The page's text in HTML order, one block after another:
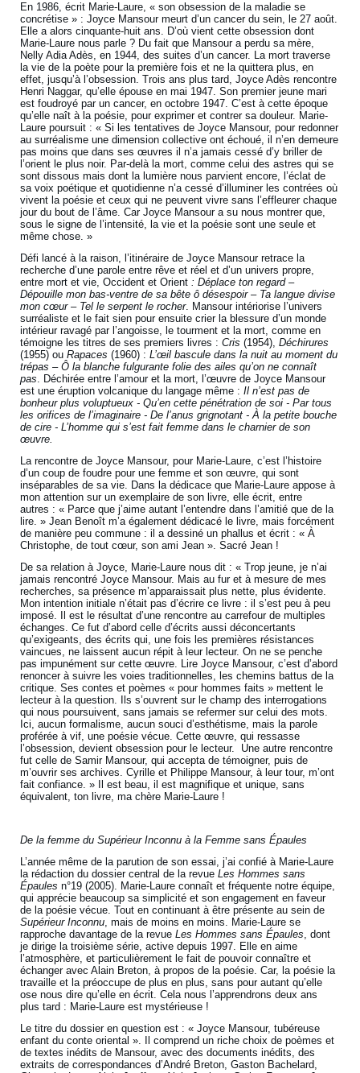
En 1986, écrit Marie-Laure, « son obsession de la maladie se
concrétise » : Joyce Mansour meurt d’un cancer du sein, le 27 août.
Elle a alors cinquante-huit ans. D’où vient cette obsession dont
Marie-Laure nous parle ? Du fait que Mansour a perdu sa mère,
Nelly Adia Adès, en 1944, des suites d’un cancer. La mort traverse
la vie de la poète pour la première fois et ne la quittera plus, en
effet, jusqu’à l’obsession. Trois ans plus tard, Joyce Adès rencontre
Henri Naggar, qu’elle épouse en mai 1947. Son premier jeune mari
est foudroyé par un cancer, en octobre 1947. C’est à cette époque
qu’elle naît à la poésie, pour exprimer et contrer sa douleur. Marie-
Laure poursuit : « Si les tentatives de Joyce Mansour, pour redonner
au surréalisme une dimension collective ont échoué, il n’en demeure
pas moins que dans ses œuvres il n’a jamais cessé d’y briller de
l’orient le plus noir. Par-delà la mort, comme celui des astres qui se
sont dissous mais dont la lumière nous parvient encore, l’éclat de
sa voix poétique et quotidienne n’a cessé d’illuminer les contrées où
vivent la poésie et ceux qui ne peuvent vivre sans l’effleurer chaque
jour du bout de l’âme. Car Joyce Mansour a su nous montrer que,
sous le signe de l’intensité, la vie et la poésie sont une seule et
même chose. »
Défi lancé à la raison, l’itinéraire de Joyce Mansour retrace la
recherche d’une parole entre rêve et réel et d’un univers propre,
entre mort et vie, Occident et Orient: Déplace ton regard –
Dépouille mon bas-ventre de sa bête ô désespoir – Ta langue divise
mon cœur – Tel le serpent le rocher. Mansour intériorise l’univers
surréaliste et le fait sien pour ensuite crier la blessure d’un monde
intérieur ravagé par l’angoisse, le tourment et la mort, comme en
témoigne les titres de ses premiers livres :Cris (1954),Déchirures
(1955) ouRapaces (1960) :L’œil bascule dans la nuit au moment du
trépas – Ô la blanche fulgurante folie des ailes qu’on ne connaît
pas. Déchirée entre l’amour et la mort, l’œuvre de Joyce Mansour
est une éruption volcanique du langage même :Il n’est pas de
bonheur plus voluptueux - Qu’en cette pénétration de soi - Par tous
les orifices de l’imaginaire - De l’anus grignotant - À la petite bouche
de cire - L’homme qui s’est fait femme dans le charnier de son
œuvre.
La rencontre de Joyce Mansour, pour Marie-Laure, c’est l’histoire
d’un coup de foudre pour une femme et son œuvre, qui sont
inséparables de sa vie. Dans la dédicace que Marie-Laure appose à
mon attention sur un exemplaire de son livre, elle écrit, entre
autres : « Parce que j’aime autant l’entendre dans l’amitié que de la
lire. » Jean Benoît m’a également dédicacé le livre, mais forcément
de manière peu commune : il a dessiné un phallus et écrit : « À
Christophe, de tout cœur, son ami Jean ». Sacré Jean !
De sa relation à Joyce, Marie-Laure nous dit : « Trop jeune, je n’ai
jamais rencontré Joyce Mansour. Mais au fur et à mesure de mes
recherches, sa présence m’apparaissait plus nette, plus évidente.
Mon intention initiale n’était pas d’écrire ce livre : il s’est peu à peu
imposé. Il est le résultat d’une rencontre au carrefour de multiples
échanges. Ce fut d’abord celle d’écrits aussi déconcertants
qu’exigeants, des écrits qui, une fois les premières résistances
vaincues, ne laissent aucun répit à leur lecteur. On ne se penche
pas impunément sur cette œuvre. Lire Joyce Mansour, c’est d’abord
renoncer à suivre les voies traditionnelles, les chemins battus de la
critique. Ses contes et poèmes « pour hommes faits » mettent le
lecteur à la question. Ils s’ouvrent sur le champ des interrogations
qui nous poursuivent, sans jamais se refermer sur celui des mots.
Ici, aucun formalisme, aucun souci d’esthétisme, mais la parole
proférée à vif, une poésie vécue. Cette œuvre, qui ressasse
l’obsession, devient obsession pour le lecteur. Une autre rencontre
fut celle de Samir Mansour, qui accepta de témoigner, puis de
m’ouvrir ses archives. Cyrille et Philippe Mansour, à leur tour, m’ont
fait confiance. » Il est beau, il est magnifique et unique, sans
équivalent, ton livre, ma chère Marie-Laure !
De la femme du Supérieur Inconnu à la Femme sans Épaules
L’année même de la parution de son essai, j’ai confié à Marie-Laure
la rédaction du dossier central de la revueLes Hommes sans
Épaules n°19 (2005). Marie-Laure connaît et fréquente notre équipe,
qui apprécie beaucoup sa simplicité et son engagement en faveur
de la poésie vécue. Tout en continuant à être présente au sein de
Supérieur Inconnu, mais de moins en moins. Marie-Laure se
rapproche davantage de la revueLes Hommes sans Épaules, dont
je dirige la troisième série, active depuis 1997. Elle en aime
l’atmosphère, et particulièrement le fait de pouvoir connaître et
échanger avec Alain Breton, à propos de la poésie. Car, la poésie la
travaille et la préoccupe de plus en plus, sans pour autant qu’elle
ose nous dire qu’elle en écrit. Cela nous l’apprendrons deux ans
plus tard : Marie-Laure est mystérieuse !
Le titre du dossier en question est : « Joyce Mansour, tubéreuse
enfant du conte oriental ». Il comprend un riche choix de poèmes et
de textes inédits de Mansour, avec des documents inédits, des
extraits de correspondances d’André Breton, Gaston Bachelard,